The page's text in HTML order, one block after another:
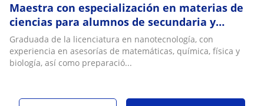
Maestra con especialización en materias de
ciencias para alumnos de secundaria y
preparatoria
Graduada de la licenciatura en nanotecnología, con
experiencia en asesorías de matemáticas, química, física y
biología, así como preparació...